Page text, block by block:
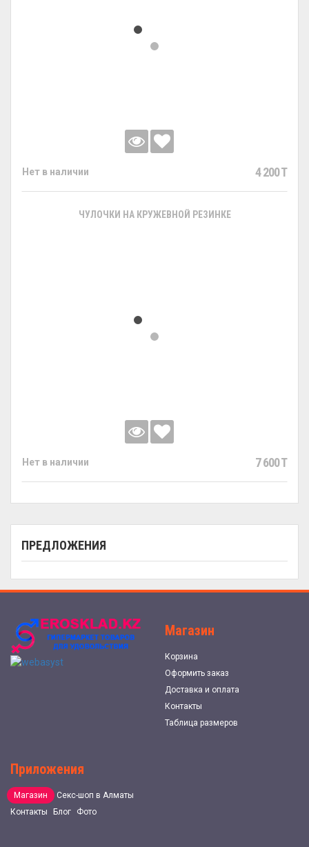
ПРЕДЛОЖЕНИЯ
Нет в наличии 4 200 T
ЧУЛОЧКИ НА КРУЖЕВНОЙ РЕЗИНКЕ
Нет в наличии 7 600 T
Магазин
Корзина
Оформить заказ
Доставка и оплата
Контакты
Таблица размеров
Приложения
Магазин
Секс-шоп в Алматы
Контакты
Блог Фото